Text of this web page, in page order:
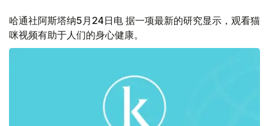
哈通社阿斯塔纳5月24日电 据一项最新的研究显示，观看猫
咪视频有助于人们的身心健康。